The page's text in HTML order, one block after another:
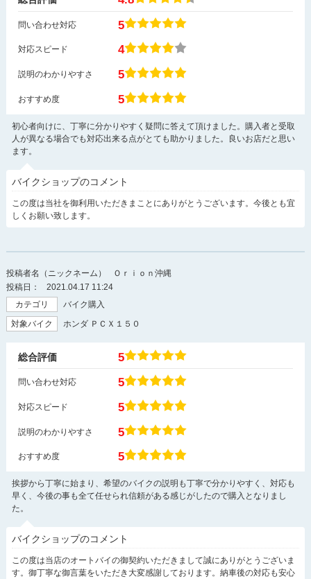
問い合わせ対応 5
対応スピード 4
説明のわかりやすさ 5
おすすめ度 5
初心者向けに、丁寧に分かりやすく疑問に答えて頂けました。購入者と受取
人が異なる場合でも対応出来る点がとても助かりました。良いお店だと思い
ます。
バイクショップのコメント
この度は当社を御利用いただきまことにありがとうございます。今後とも宜
しくお願い致します。
投稿者名（ニックネーム）
Ｏｒｉｏｎ沖縄
投稿日：
2021.04.17 11:24
カテゴリ
バイク購入
対象バイク
ホンダ ＰＣＸ１５０
総合評価 5
問い合わせ対応 5
対応スピード 5
説明のわかりやすさ 5
おすすめ度 5
挨拶から丁寧に始まり、希望のバイクの説明も丁寧で分かりやすく、対応も
早く、今後の事も全て任せられ信頼がある感じがしたので購入となりまし
た。
バイクショップのコメント
この度は当店のオートバイの御契約いただきまして誠にありがとうございま
す。御丁寧な御言葉をいただき大変感謝しております。納車後の対応も安心